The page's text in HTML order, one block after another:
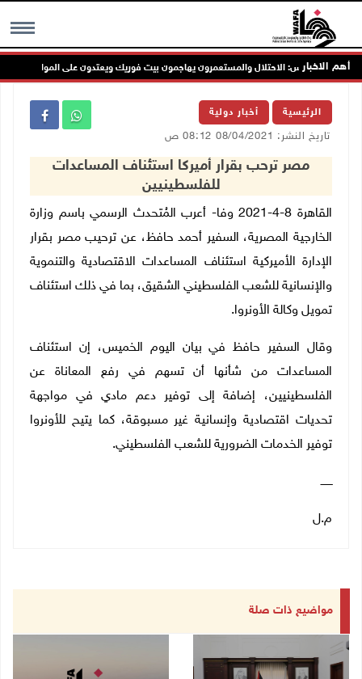
MENU أهم الاخبارنابلس: الاحتلال والمستعمرون يهاجمون بيت فوريك ويعتدون على المواطنين
الرئيسية أخبار دولية
تاريخ النشر: 08/04/2021 08:12 ص
مصر ترحب بقرار أميركا استئناف المساعدات
للفلسطينيين
القاهرة 8-4-2021 وفا- أعرب المُتحدث الرسمي باسم وزارة
الخارجية المصرية، السفير أحمد حافظ، عن ترحيب مصر بقرار
الإدارة الأميركية استئناف المساعدات الاقتصادية والتنموية
والإنسانية للشعب الفلسطيني الشقيق، بما في ذلك استئناف
تمويل وكالة الأونروا.
وقال السفير حافظ في بيان اليوم الخميس، إن استئناف
المساعدات من شأنها أن تسهم في رفع المعاناة عن
الفلسطينيين، إضافة إلى توفير دعم مادي في مواجهة
تحديات اقتصادية وإنسانية غير مسبوقة، كما يتيح للأونروا
توفير الخدمات الضرورية للشعب الفلسطيني.
ـــــــ
م.ل
مواضيع ذات صلة